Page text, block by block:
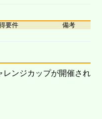
要件 備考
レンジカップが開催され